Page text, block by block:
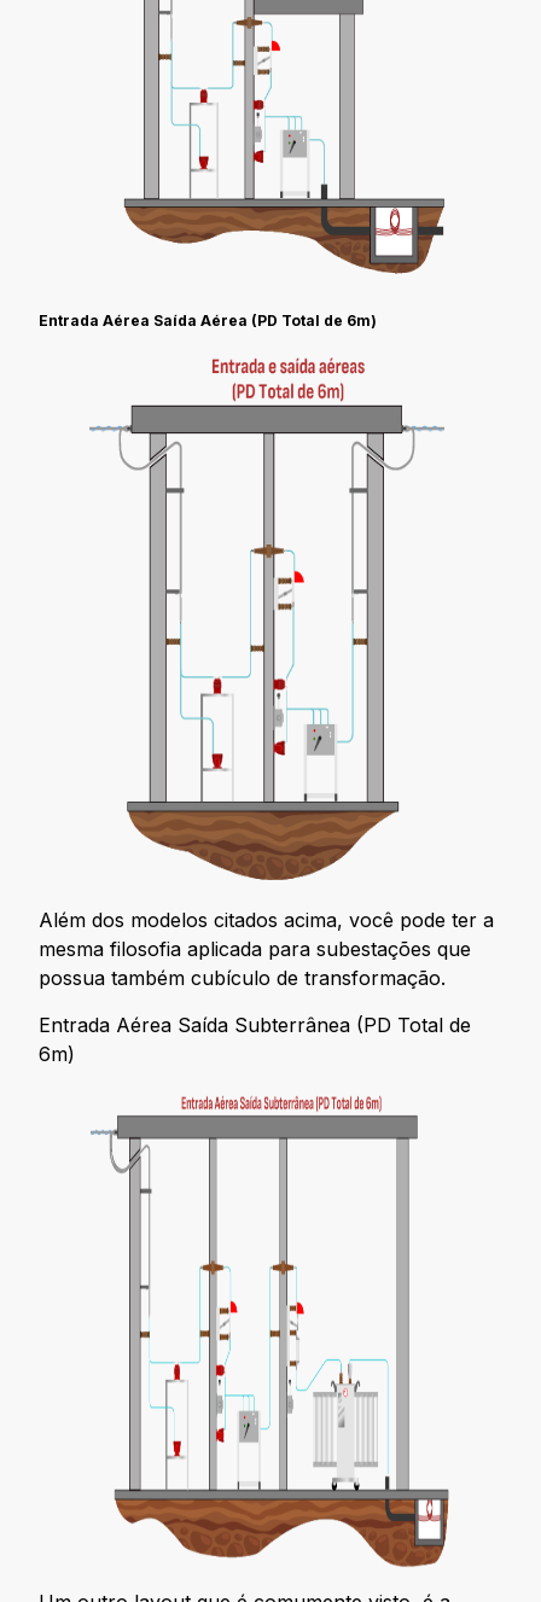
Entrada Aérea Saída Aérea (PD Total de 6m)
Além dos modelos citados acima, você pode ter a
mesma filosofia aplicada para subestações que
possua também cubículo de transformação.
Entrada Aérea Saída Subterrânea (PD Total de
6m)